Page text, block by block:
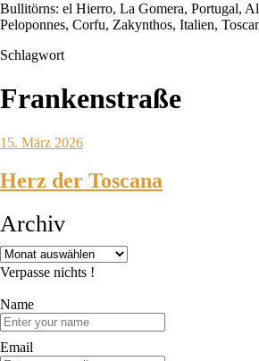
Bullitörns: el Hierro, La Gomera, Portugal,
Peloponnes, Corfu, Zakynthos, Italien,
Schlagwort
Frankenstraße
15. März 2026
Herz der Toscana
Archiv
Verpasse nichts !
Name
Email